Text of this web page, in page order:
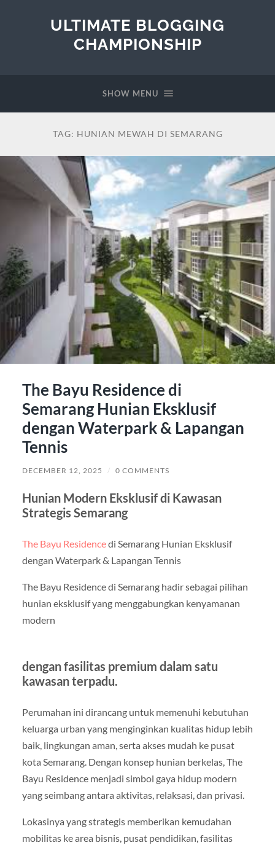
ULTIMATE BLOGGING
CHAMPIONSHIP
SHOW MENU
TAG: HUNIAN MEWAH DI SEMARANG
The Bayu Residence di
Semarang Hunian Eksklusif
dengan Waterpark & Lapangan
Tennis
DECEMBER 12, 2025 / 0 COMMENTS
Hunian Modern Eksklusif di Kawasan
Strategis Semarang
The Bayu Residencedi Semarang Hunian Eksklusif
dengan Waterpark & Lapangan Tennis
The Bayu Residence di Semarang hadir sebagai pilihan
hunian eksklusif yang menggabungkan kenyamanan
modern
dengan fasilitas premium dalam satu
kawasan terpadu.
Perumahan ini dirancang untuk memenuhi kebutuhan
keluarga urban yang menginginkan kualitas hidup lebih
baik, lingkungan aman, serta akses mudah ke pusat
kota Semarang. Dengan konsep hunian berkelas, The
Bayu Residence menjadi simbol gaya hidup modern
yang seimbang antara aktivitas, relaksasi, dan privasi.
Lokasinya yang strategis memberikan kemudahan
mobilitas ke area bisnis, pusat pendidikan, fasilitas